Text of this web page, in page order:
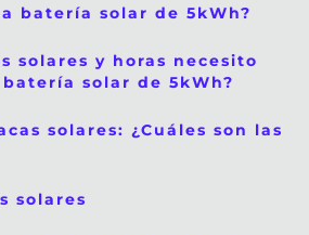
batería solar de 5kWh?
solares y horas necesito
solar de 5kWh?
solares: ¿Cuáles son las
solares